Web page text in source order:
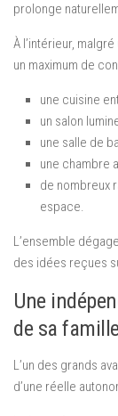
prolonge
À l’intérieur,
un maximum de
une cuisine
un salon
une salle de
une chambre
de nombreux
espace.
L’ensemble
des idées reçues
Une
de sa famille
L’un des grands
d’une réelle